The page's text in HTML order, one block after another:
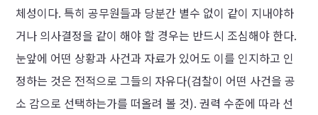
체성이다. 특히 공무원들과 당분간 별수 없이 같이 지내야하
거나 의사결정을 같이 해야 할 경우는 반드시 조심해야 한다.
눈앞에 어떤 상황과 사건과 자료가 있어도 이를 인지하고 인
정하는 것은 전적으로 그들의 자유다(검찰이 어떤 사건을 공
소 감으로 선택하는가를 떠올려 볼 것). 권력 수준에 따라 선